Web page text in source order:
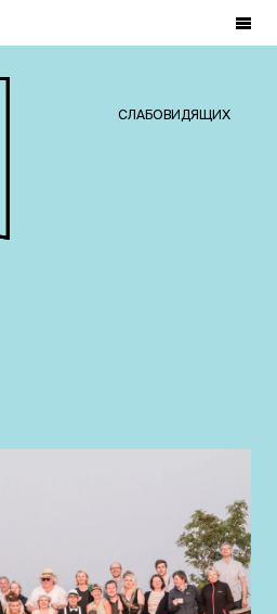
СЛАБОВИДЯЩИХ